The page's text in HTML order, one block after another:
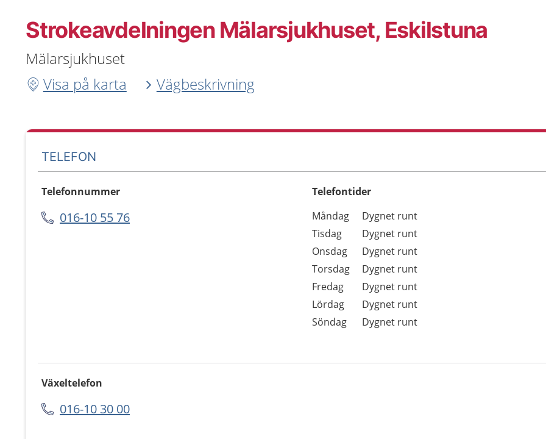
Strokeavdelningen Mälarsjukhuset, Eskilstuna
Mälarsjukhuset
Visa på karta
Vägbeskrivning
TELEFON
Telefonnummer
016-10 55 76
Telefontider
Dag
Öppettider
Kommentarer
Måndag
Dygnet runt
Tisdag
Dygnet runt
Onsdag
Dygnet runt
Torsdag
Dygnet runt
Fredag
Dygnet runt
Lördag
Dygnet runt
Söndag
Dygnet runt
Växeltelefon
016-10 30 00